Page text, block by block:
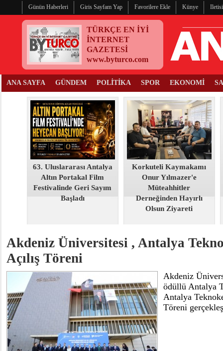
Günün Haberleri Giris Sayfam Yap Favorilere Ekle Künye
TÜRKÇE EN İYİ
İNTERNET
GAZETESİ
www.byturco.com
ANA SAYFA GÜNDEM POLİTİKA SPOR EKONOMİ
63. Uluslararası Antalya
Altın Portakal Film
Festivalinde Geri Sayım
Başladı
Korkuteli Kaymakamı
Onur Yılmazer'e
Müteahhitler
Derneğinden Hayırlı
Olsun Ziyareti
Akdeniz Üniversitesi , Antalya
Açılış Töreni
Akdeniz
ödüllü Antalya
Antalya
Töreni